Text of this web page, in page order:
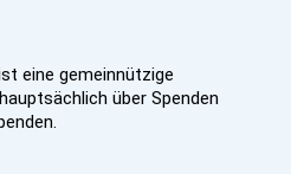
eine gemeinnützige
über Spenden